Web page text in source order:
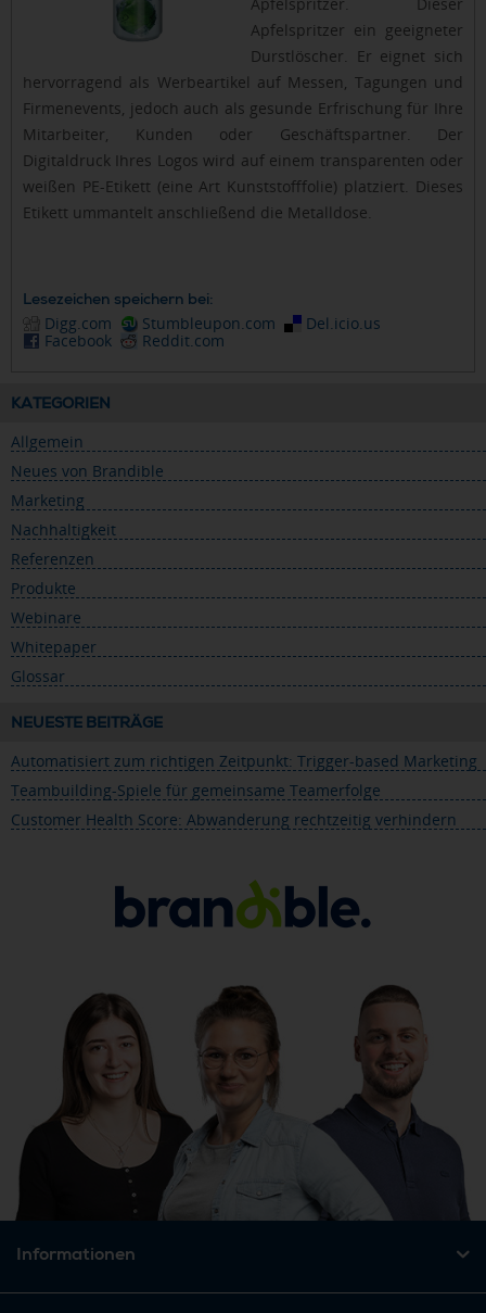
Apfelspritzer ein geeigneter
Durstlöscher. Er eignet sich
hervorragend als Werbeartikel auf Messen, Tagungen und
Firmenevents, jedoch auch als gesunde Erfrischung für Ihre
Mitarbeiter, Kunden oder Geschäftspartner. Der
Digitaldruck Ihres Logos wird auf einem transparenten oder
weißen PE-Etikett (eine Art Kunststofffolie) platziert. Dieses
Etikett ummantelt anschließend die Metalldose.
Lesezeichen speichern bei:
Digg.com Stumbleupon.com
Del.icio.us
Facebook
Reddit.com
KATEGORIEN
Allgemein
Neues von Brandible
Marketing
Nachhaltigkeit
Referenzen
Produkte
Webinare
Whitepaper
Glossar
NEUESTE BEITRÄGE
Automatisiert zum richtigen Zeitpunkt: Trigger-based Marketing
Teambuilding-Spiele für gemeinsame Teamerfolge
Customer Health Score: Abwanderung rechtzeitig verhindern
Informationen